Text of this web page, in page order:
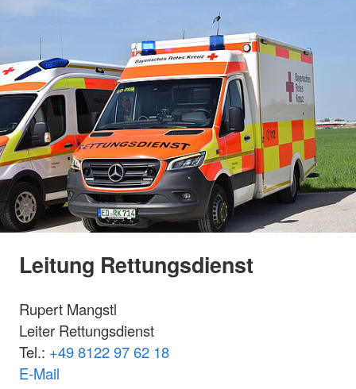
Leitung Rettungsdienst
Rupert Mangstl
Leiter Rettungsdienst
Tel.: +49 8122 97 62 18
E-Mail